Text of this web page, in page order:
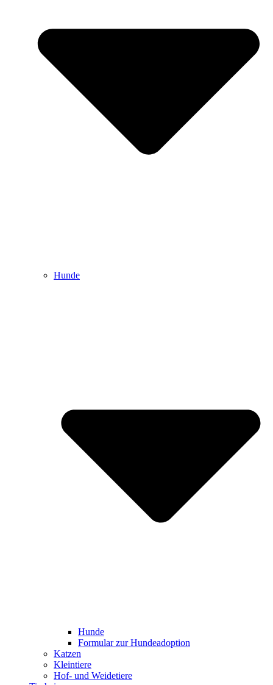
Hunde
Hunde
Formular zur Hundeadoption
Katzen
Kleintiere
Hof- und Weidetiere